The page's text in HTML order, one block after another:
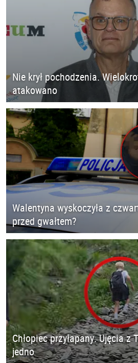
Nie krył pochodzenia.
atakowano
Walentyna wyskoczyła z
przed gwałtem?
Chłopiec przyłapany. Ujęcia
jedno